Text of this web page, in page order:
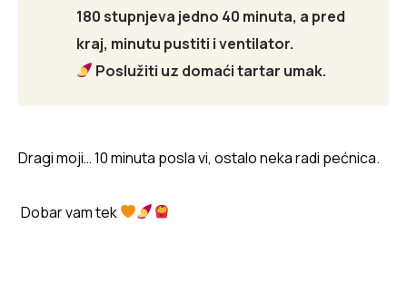
180 stupnjeva jedno 40 minuta, a pred
kraj, minutu pustiti i ventilator.
Poslužiti uz domaći tartar umak.
Dragi moji… 10 minuta posla vi, ostalo neka radi pećnica.
Dobar vam tek